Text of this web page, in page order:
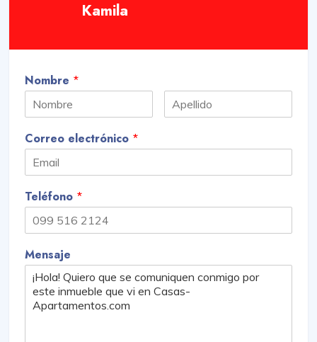
Kamila
Nombre *
Correo electrónico *
Teléfono *
Mensaje